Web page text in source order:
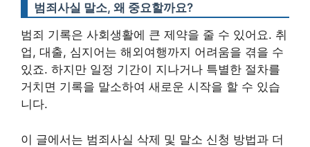
범죄사실 말소, 왜 중요할까요?
범죄 기록은 사회생활에 큰 제약을 줄 수 있어요. 취
업, 대출, 심지어는 해외여행까지 어려움을 겪을 수
있죠. 하지만 일정 기간이 지나거나 특별한 절차를
거치면 기록을 말소하여 새로운 시작을 할 수 있습
니다.
이 글에서는 범죄사실 삭제 및 말소 신청 방법과 더